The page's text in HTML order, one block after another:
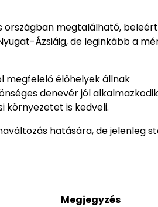
országban megtalálható,
Ázsiáig, de leginkább a
megfelelő élőhelyek állnak
denevér jól
környezetet is kedveli.
hatására, de jelenleg
Megjegyzés